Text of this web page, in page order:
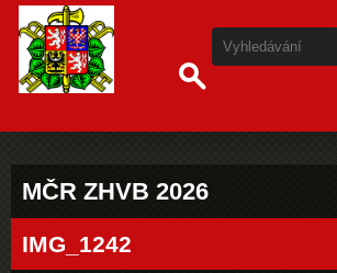
MČR ZHVB 2026
IMG_1242